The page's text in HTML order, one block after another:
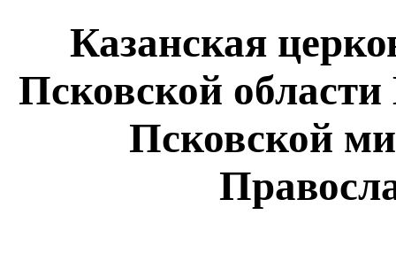
Казанская
Псковской
Псковской